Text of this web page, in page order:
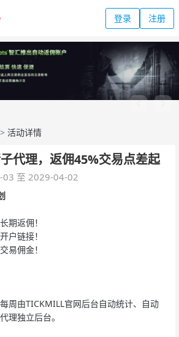
登录 注册
> 活动详情
代理，返佣45%交易点差起
03 至 2029-04-02
期返佣！
户链接！
易佣金！
周由TICKMILL官网后台自动统计、自动
理独立后台。